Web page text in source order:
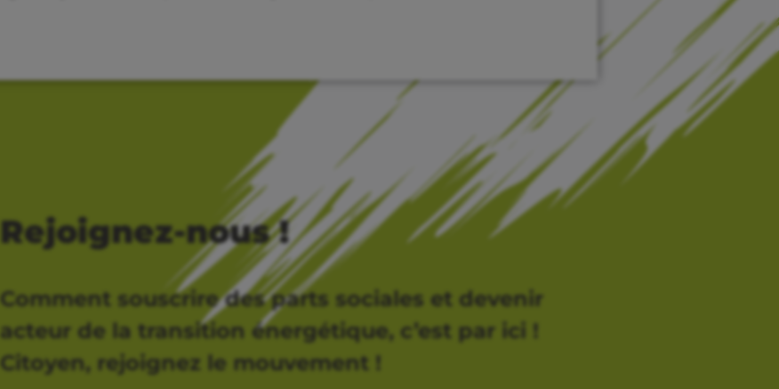
Rejoignez-nous !
Comment souscrire des parts sociales et devenir
acteur de la transition énergétique, c’est par ici !
Citoyen, rejoignez le mouvement !